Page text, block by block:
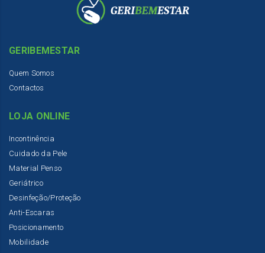
GERIBEMESTAR
Quem Somos
Contactos
LOJA ONLINE
Incontinência
Cuidado da Pele
Material Penso
Geriátrico
Desinfeção/Proteção
Anti-Escaras
Posicionamento
Mobilidade